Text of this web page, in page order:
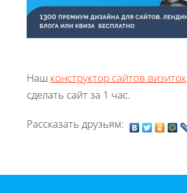
Наш конструктор сайтов визиток
сделать сайт за 1 час.
Рассказать друзьям: